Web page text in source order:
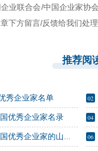
业联合会/中国企业家协
下方留言/反馈给我们处理
推荐阅
秀企业家名单 02
优秀企业家名录 04
家的山东知名企业家 06